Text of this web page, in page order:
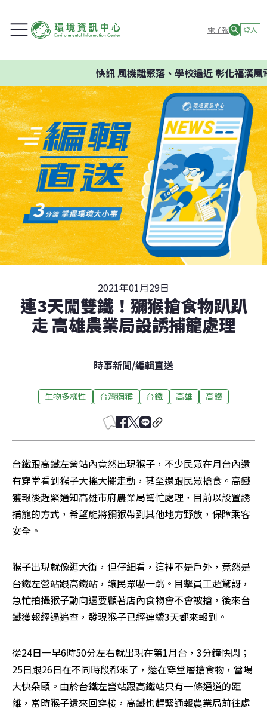
電子報 登入
快訊風機離聚落、學校過近 彰化福漢風
2021年01月29日
連3天闖雙鐵！獼猴搶食物趴趴
走 高雄農業局設誘捕籠處理
時事新聞/編輯直送
生物多樣性 台灣獼猴 台鐵 高雄 高鐵
台鐵跟高鐵左營站內竟然出現猴子，不少民眾在月台內還
有穿堂看到猴子大搖大擺走動，甚至還跟民眾搶食。高鐵
獲報後趕緊通知高雄市府農業局幫忙處理，目前以設置誘
捕籠的方式，希望能將獼猴帶到其他地方野放，保障乘客
安全。
猴子出現就像逛大街，但仔細看，這裡不是戶外，竟然是
台鐵左營站跟高鐵站，讓民眾嚇一跳。目擊員工超驚訝，
急忙拍攝猴子動向還要顧著店內食物會不會被搶，後來台
鐵獲報經過追查，發現猴子已經連續3天都來報到。
從24日一早6時50分左右就出現在第1月台，3分鐘快閃；
25日跟26日在不同時段都來了，還在穿堂層搶食物，當場
大快朵頤。由於台鐵左營站跟高鐵站只有一條通道的距
離，當時猴子還來回穿梭，高鐵也趕緊通報農業局前往處